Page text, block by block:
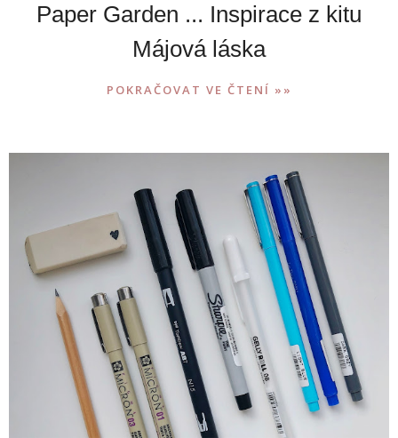
Paper Garden ... Inspirace z kitu
Májová láska
POKRAČOVAT VE ČTENÍ »»